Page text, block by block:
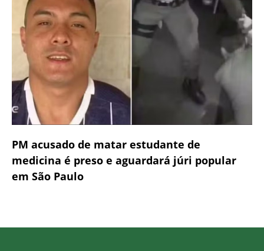
PM acusado de matar estudante de
medicina é preso e aguardará júri popular
em São Paulo